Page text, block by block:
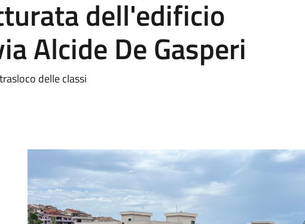
dell'edificio
Alcide De Gasperi
delle classi